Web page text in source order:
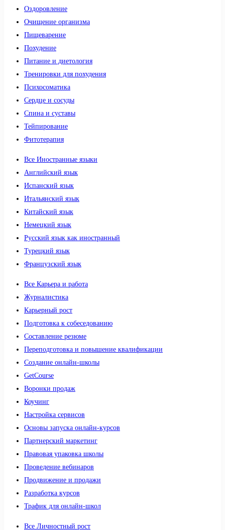
Оздоровление
Очищение организма
Пищеварение
Похудение
Питание и диетология
Тренировки для похудения
Психосоматика
Сердце и сосуды
Спина и суставы
Тейпирование
Фитотерапия
Все Иностранные языки
Английский язык
Испанский язык
Итальянский язык
Китайский язык
Немецкий язык
Русский язык как иностранный
Турецкий язык
Французский язык
Все Карьера и работа
Журналистика
Карьерный рост
Подготовка к собеседованию
Составление резюме
Переподготовка и повышение квалификации
Создание онлайн-школы
GetCourse
Воронки продаж
Коучинг
Настройка сервисов
Основы запуска онлайн-курсов
Партнерский маркетинг
Правовая упаковка школы
Проведение вебинаров
Продвижение и продажи
Разработка курсов
Трафик для онлайн-школ
Все Личностный рост